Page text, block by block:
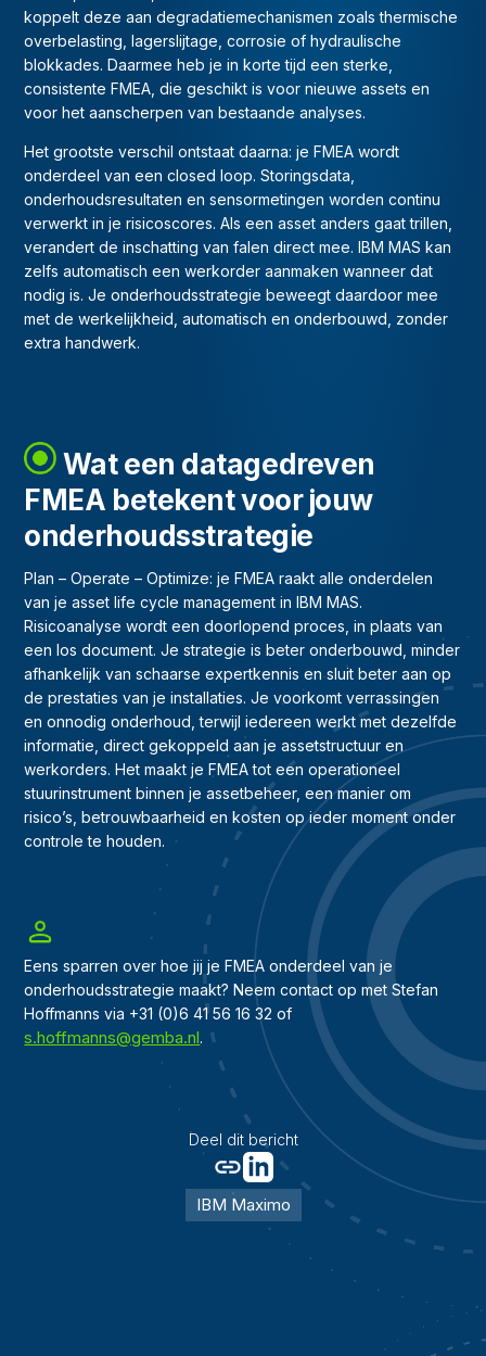
koppelt deze aan degradatiemechanismen zoals thermische
overbelasting, lagerslijtage, corrosie of hydraulische
blokkades. Daarmee heb je in korte tijd een sterke,
consistente FMEA, die geschikt is voor nieuwe assets en
voor het aanscherpen van bestaande analyses.
Het grootste verschil ontstaat daarna: je FMEA wordt
onderdeel van een closed loop. Storingsdata,
onderhoudsresultaten en sensormetingen worden continu
verwerkt in je risicoscores. Als een asset anders gaat trillen,
verandert de inschatting van falen direct mee. IBM MAS kan
zelfs automatisch een werkorder aanmaken wanneer dat
nodig is. Je onderhoudsstrategie beweegt daardoor mee
met de werkelijkheid, automatisch en onderbouwd, zonder
extra handwerk.
Wat een datagedreven
FMEA betekent voor jouw
onderhoudsstrategie
Plan – Operate – Optimize: je FMEA raakt alle onderdelen
van je asset life cycle management in IBM MAS.
Risicoanalyse wordt een doorlopend proces, in plaats van
een los document. Je strategie is beter onderbouwd, minder
afhankelijk van schaarse expertkennis en sluit beter aan op
de prestaties van je installaties. Je voorkomt verrassingen
en onnodig onderhoud, terwijl iedereen werkt met dezelfde
informatie, direct gekoppeld aan je assetstructuur en
werkorders. Het maakt je FMEA tot een operationeel
stuurinstrument binnen je assetbeheer, een manier om
risico’s, betrouwbaarheid en kosten op ieder moment onder
controle te houden.
Eens sparren over hoe jij je FMEA onderdeel van je
onderhoudsstrategie maakt? Neem contact op met Stefan
Hoffmanns via +31 (0)6 41 56 16 32 of
s.hoffmanns@gemba.nl.
Deel dit bericht
IBM Maximo